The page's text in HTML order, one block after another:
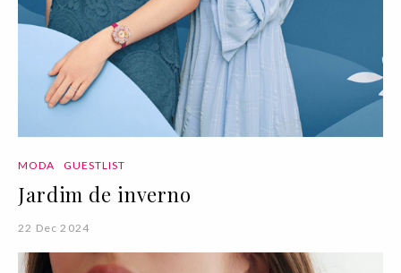
MODA GUESTLIST
Jardim de inverno
22 Dec 2024